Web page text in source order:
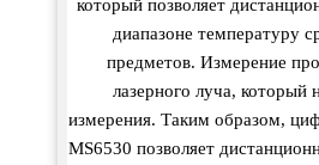
который позволяет
диапазоне температуру
предметов. Измерение
лазерного луча, который
измерения. Таким образом,
MS6530 позволяет